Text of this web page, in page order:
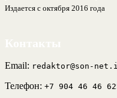
Издается с октября 2016 года
Email: redaktor@son-
Телефон: +7 904 46 46